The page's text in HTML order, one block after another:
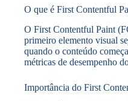
O que é First Contentful
O First Contentful Paint
primeiro elemento visual
quando o conteúdo
métricas de desempenho
Importância do First